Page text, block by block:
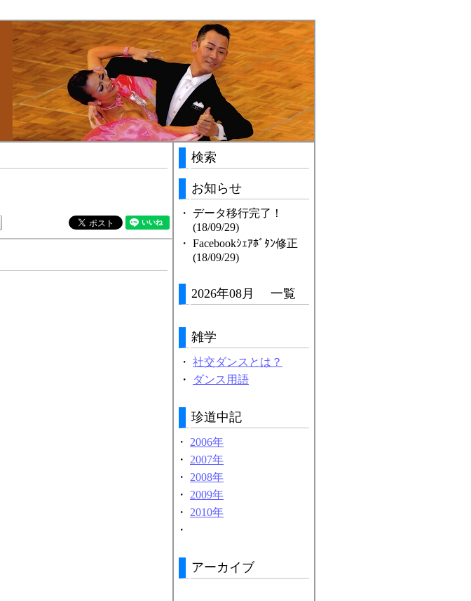
検索
お知らせ
・
データ移行完了！
(18/09/29)
・ Facebookｼｪｱﾎﾞﾀﾝ修正
(18/09/29)
2026年08月 一覧
雑学
・ 社交ダンスとは？
・
ダンス用語
珍道中記
・
2006年
・
2007年
・
2008年
・
2009年
・
2010年
・
アーカイブ